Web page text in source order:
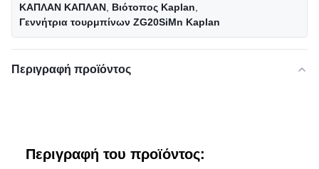
ΚΑΠΛΑΝ ΚΑΠΛΑΝ Βιότοπος Kaplan
Γεννήτρια τουρμπίνων ZG20SiMn Kaplan
Περιγραφή προϊόντος
Περιγραφή του προϊόντος: